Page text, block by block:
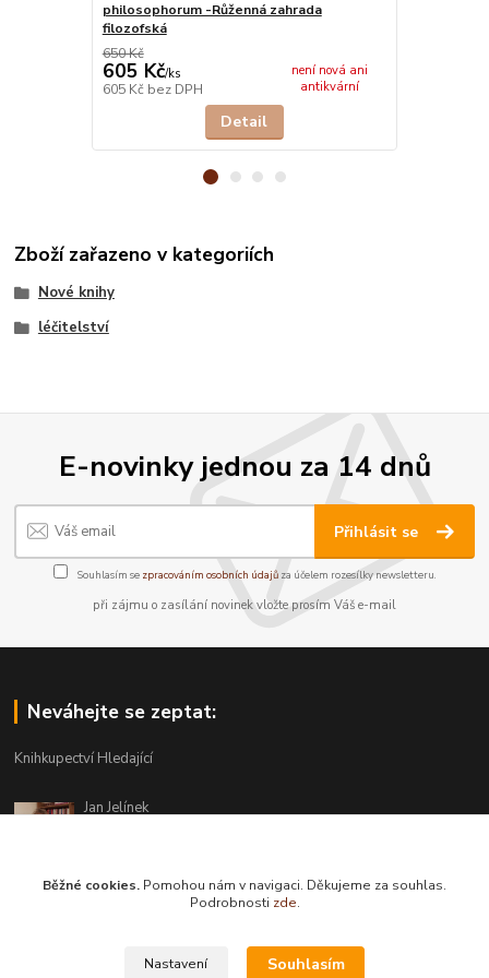
philosophorum -Růženná zahrada
filozofská
650 Kč
605 Kč/ks
605 Kč bez DPH
není nová ani
antikvární
Detail
Zboží zařazeno v kategoriích
Nové knihy
léčitelství
E-novinky jednou za 14 dnů
Přihlásit se
Souhlasím se zpracováním osobních údajůza účelem rozesílky newsletteru.
při zájmu o zasílání novinek vložte prosím Váš e-mail
Neváhejte se zeptat:
Knihkupectví Hledající
Jan Jelínek
info@hledajici.cz
Běžné cookies. Pomohou nám v navigaci. Děkujeme za souhlas.
Podrobnosti zde.
Nastavení Souhlasím